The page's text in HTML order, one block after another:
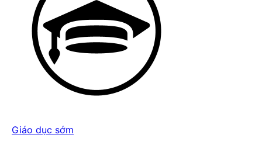
Giáo dục sớm